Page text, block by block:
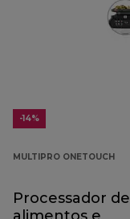
-14%
MULTIPRO ONETOUCH
Processador de